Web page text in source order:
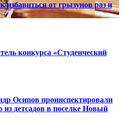
избавиться от грызунов раз и
конкурса «Студенческий
Осипов проинспектировали
из детсадов в поселке Новый